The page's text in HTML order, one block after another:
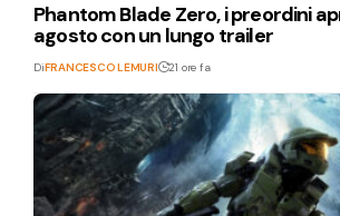
Phantom Blade Zero, i preordini
agosto con un lungo trailer
DiFRANCESCO LEMURI 21 ore fa